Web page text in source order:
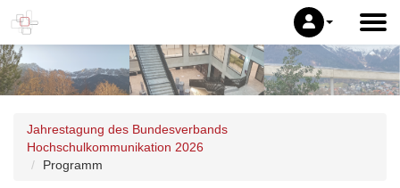
Jahrestagung des Bundesverbands
Hochschulkommunikation 2026
Programm